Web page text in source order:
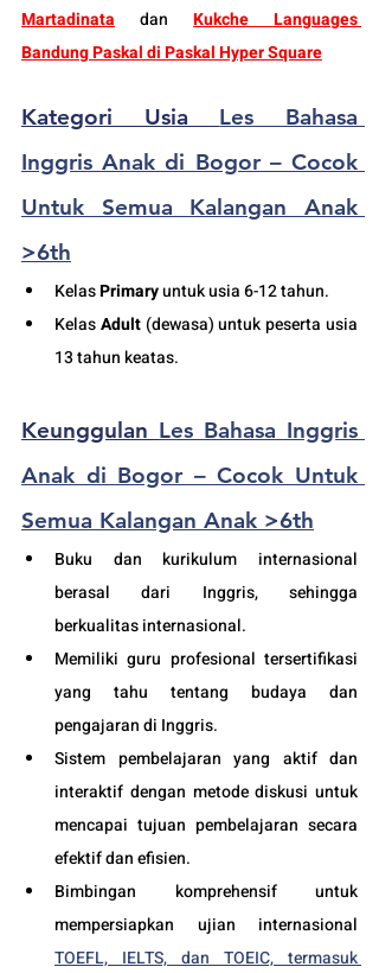
Martadinata
dan Kukche Languages
Bandung Paskal di Paskal Hyper Square
Kategori Usia Les Bahasa
Inggris Anak di Bogor – Cocok
Untuk Semua Kalangan Anak
>6th
Kelas Primary untuk usia 6-12 tahun.
Kelas Adult (dewasa) untuk peserta usia
13 tahun keatas.
Keunggulan Les Bahasa Inggris
Anak di Bogor – Cocok Untuk
Semua Kalangan Anak >6th
Buku dan kurikulum internasional
berasal dari Inggris, sehingga
berkualitas internasional.
Memiliki guru profesional tersertifikasi
yang tahu tentang budaya dan
pengajaran di Inggris.
Sistem pembelajaran yang aktif dan
interaktif dengan metode diskusi untuk
mencapai tujuan pembelajaran secara
efektif dan efisien.
Bimbingan komprehensif untuk
TOEFL, IELTS, dan TOEIC, termasuk